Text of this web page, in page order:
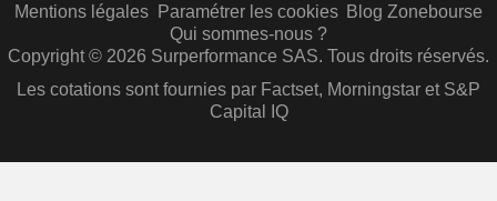
Mentions légales Paramétrer les cookies Blog Zonebourse
Qui sommes-nous ?
Copyright © 2026 Surperformance SAS. Tous droits réservés.
Les cotations sont fournies par Factset, Morningstar et S&P
Capital IQ